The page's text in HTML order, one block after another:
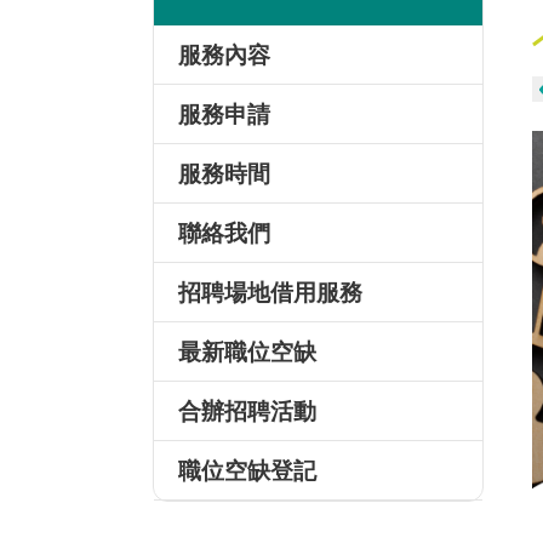
服務內容
服務申請
服務時間
聯絡我們
招聘場地借用服務
最新職位空缺
合辦招聘活動
職位空缺登記